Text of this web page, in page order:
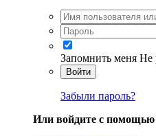
Запомнить меня Не
Войти
Забыли пароль?
Или войдите с помощью